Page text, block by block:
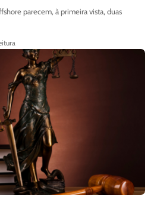
parecem, à primeira vista, duas